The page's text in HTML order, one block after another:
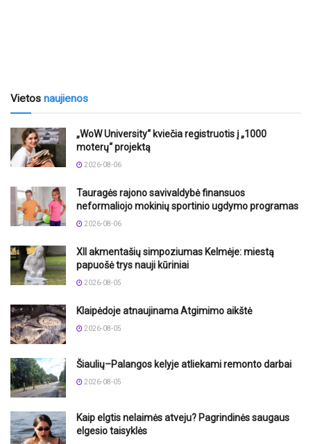
Vietos naujienos
„WoW University“ kviečia registruotis į „1000
moterų“ projektą
2026-08-06
Tauragės rajono savivaldybė finansuos
neformaliojo mokinių sportinio ugdymo programas
2026-08-06
XII akmentašių simpoziumas Kelmėje: miestą
papuošė trys nauji kūriniai
2026-08-05
Klaipėdoje atnaujinama Atgimimo aikštė
2026-08-05
Šiaulių–Palangos kelyje atliekami remonto darbai
2026-08-05
Kaip elgtis nelaimės atveju? Pagrindinės saugaus
elgesio taisyklės